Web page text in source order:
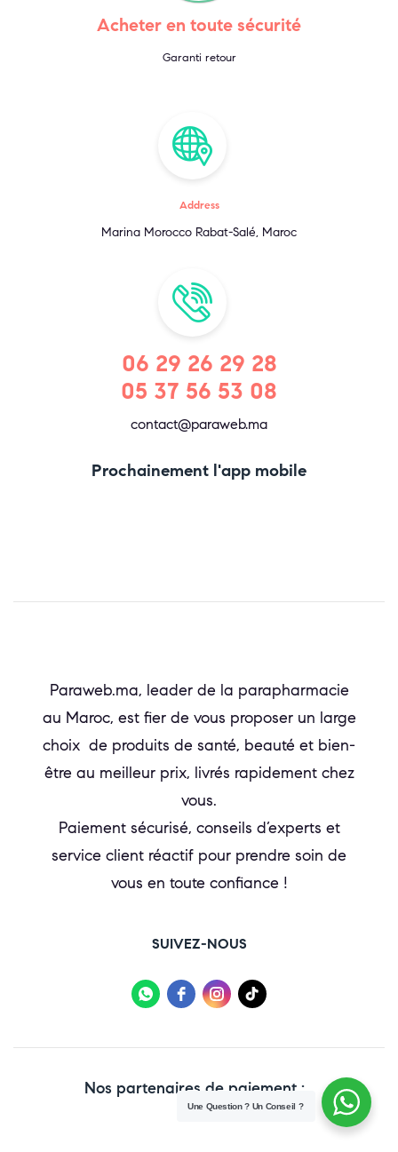
Acheter en toute sécurité
Garanti retour
Address
Marina Morocco Rabat-Salé, Maroc
06 29 26 29 28
05 37 56 53 08
contact@paraweb.ma
Prochainement l'app mobile
Paraweb.ma, leader de la parapharmacie
au Maroc, est fier de vous proposer un large
choix de produits de santé, beauté et bien-
être au meilleur prix, livrés rapidement chez
vous.
Paiement sécurisé, conseils d’experts et
service client réactif pour prendre soin de
vous en toute confiance !
SUIVEZ-NOUS
Nos partenaires de paiement :
Une Question ? Un Conseil ?